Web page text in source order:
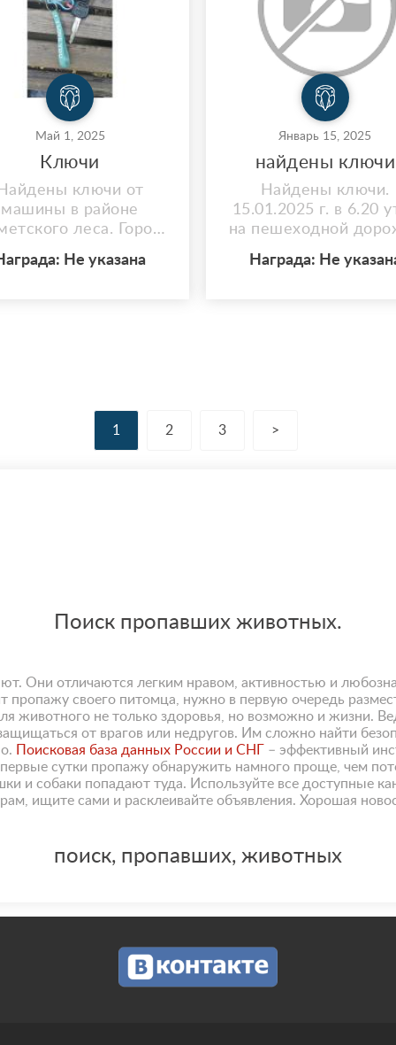
Май 1, 2025
Ключи
ключи от
машины в районе
леса. Город
Не указана
Январь 15, 2025
найдены ключи
Найдены ключи.
15.01.2025 г. в 6.20
на пешеходной
Косино и МЦД
Награда: Не
1 2 3 >
Поиск пропавших животных.
Они отличаются легким нравом, активностью и
пропажу своего питомца, нужно в первую очередь
животного не только здоровья, но возможно и жизни.
от врагов или недругов. Им сложно найти
Поисковая база данных России и СНГ
– эффективный
сутки пропажу обнаружить намного проще, чем
и собаки попадают туда. Используйте все доступные
ищите сами и расклеивайте объявления. Хорошая
поиск, пропавших, животных